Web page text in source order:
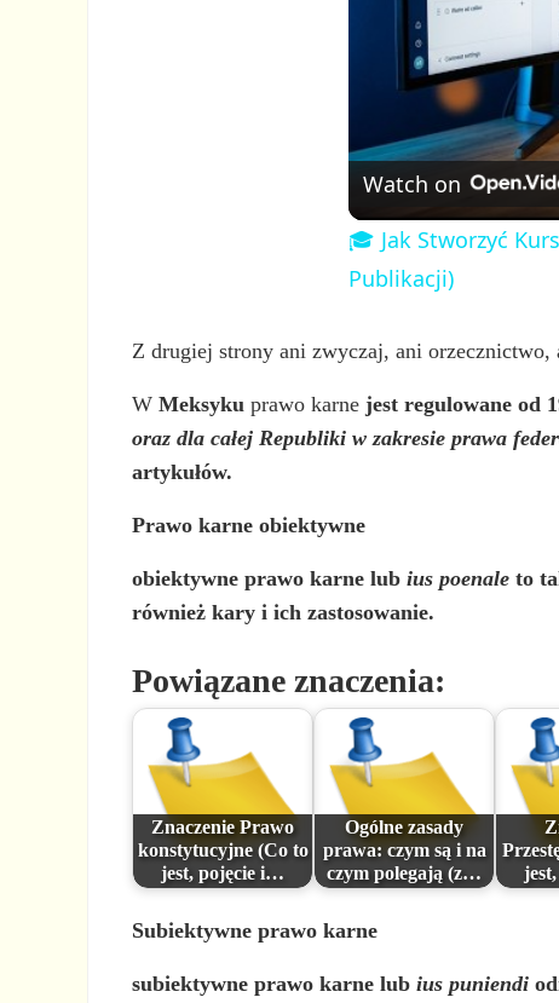
Watch on
🎓 Jak Stworzyć
Publikacji)
Z drugiej strony ani zwyczaj, ani
WMeksyku prawo karnejest regulowane od
oraz dla całej Republiki w zakresie prawa
artykułów.
Prawo karne obiektywne
obiektywne prawo karne lubius poenale to
również kary i ich zastosowanie.
Powiązane znaczenia:
Znaczenie Prawo
konstytucyjne (Co to
jest, pojęcie i…
Ogólne zasady
prawa: czym są i na
czym polegają (z…
Subiektywne prawo karne
subiektywne prawo karne lubius puniendi